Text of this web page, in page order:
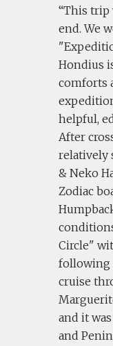
This trip
end. We
Hondius
comforts
helpful,
After
relatively
& Neko
Zodiac
Circle"
following
cruise
and it
and